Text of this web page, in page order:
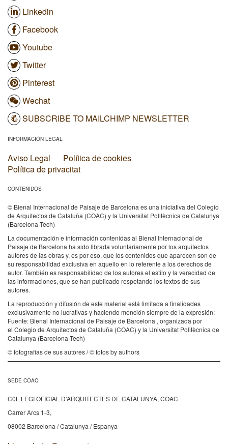
Linkedin
Facebook
Youtube
Twitter
Pinterest
Wechat
SUBSCRIBE TO MAILCHIMP NEWSLETTER
INFORMACIÓN LEGAL
Aviso Legal
Política de cookies
Política de privacitat
CONTENIDOS
© Bienal Internacional de Paisaje de Barcelona es una iniciativa del Colegio
de Arquitectos de Cataluña (COAC) y la Universitat Politècnica de Catalunya
(Barcelona-Tech)
La documentación e información contenidas al Bienal Internacional de
Paisaje de Barcelona ha sido librada voluntariamente por los arquitectos
autores de las obras y, es por eso, que los contenidos que aparecen son de
su responsabilidad exclusiva en aquello en lo referente a los derechos de
autor. También es responsabilidad de los autores el estilo y la veracidad de
las informaciones, que se han publicado respetando los textos de sus
autores.
La reproducción y difusión de este material está limitada a finalidades
exclusivamente no lucrativas y haciendo mención siempre de la expresión:
Fuente: Bienal Internacional de Paisaje de Barcelona , organizada por
el Colegio de Arquitectos de Cataluña (COAC) y la Universitat Politècnica de
Catalunya (Barcelona-Tech)
© fotografías de sus autores / © fotos by authors
SEDE COAC
C0L·LEGI OFICIAL D’ARQUITECTES DE CATALUNYA, COAC
Carrer Arcs 1-3,
08002 Barcelona / Catalunya / Espanya